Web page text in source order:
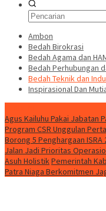
Ambon
Bedah Birokrasi
Bedah Agama dan
Bedah Perhubungan
Bedah Teknik dan
Inspirasional Dan
Agus Kailuhu Pakai Jabatan
Program CSR Unggulan
Borong 5 Penghargaan ISRA
Jalan Jadi Prioritas
Asuh HolistikPemerintah
Patra Niaga Berkomitmen